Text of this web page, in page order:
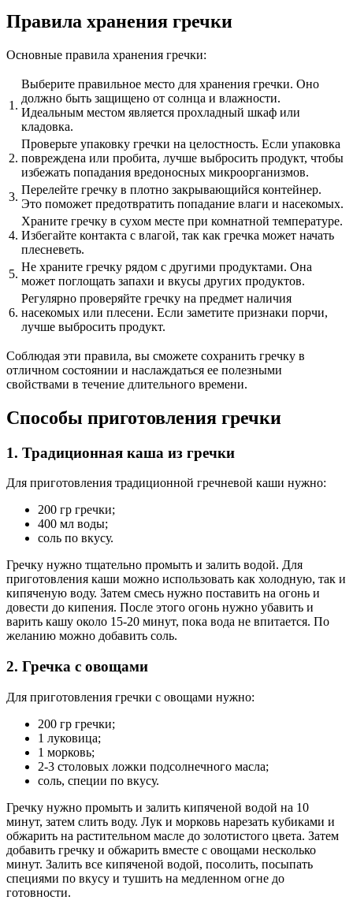
Правила хранения гречки
Основные правила хранения гречки:
1.
Выберите правильное место для хранения гречки. Оно
должно быть защищено от солнца и влажности.
Идеальным местом является прохладный шкаф или
кладовка.
2.
Проверьте упаковку гречки на целостность. Если упаковка
повреждена или пробита, лучше выбросить продукт, чтобы
избежать попадания вредоносных микроорганизмов.
3.
Перелейте гречку в плотно закрывающийся контейнер.
Это поможет предотвратить попадание влаги и насекомых.
4.
Храните гречку в сухом месте при комнатной температуре.
Избегайте контакта с влагой, так как гречка может начать
плесневеть.
5.
Не храните гречку рядом с другими продуктами. Она
может поглощать запахи и вкусы других продуктов.
6.
Регулярно проверяйте гречку на предмет наличия
насекомых или плесени. Если заметите признаки порчи,
лучше выбросить продукт.
Соблюдая эти правила, вы сможете сохранить гречку в
отличном состоянии и наслаждаться ее полезными
свойствами в течение длительного времени.
Способы приготовления гречки
1. Традиционная каша из гречки
Для приготовления традиционной гречневой каши нужно:
200 гр гречки;
400 мл воды;
соль по вкусу.
Гречку нужно тщательно промыть и залить водой. Для
приготовления каши можно использовать как холодную, так и
кипяченую воду. Затем смесь нужно поставить на огонь и
довести до кипения. После этого огонь нужно убавить и
варить кашу около 15-20 минут, пока вода не впитается. По
желанию можно добавить соль.
2. Гречка с овощами
Для приготовления гречки с овощами нужно:
200 гр гречки;
1 луковица;
1 морковь;
2-3 столовых ложки подсолнечного масла;
соль, специи по вкусу.
Гречку нужно промыть и залить кипяченой водой на 10
минут, затем слить воду. Лук и морковь нарезать кубиками и
обжарить на растительном масле до золотистого цвета. Затем
добавить гречку и обжарить вместе с овощами несколько
минут. Залить все кипяченой водой, посолить, посыпать
специями по вкусу и тушить на медленном огне до
готовности.